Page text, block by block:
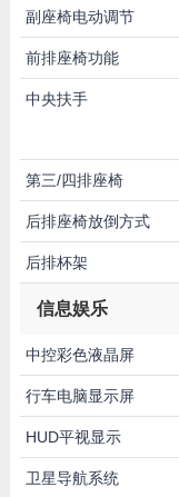
副座椅电动调节
前排座椅功能
中央扶手
第三/四排座椅
后排座椅放倒方式
后排杯架
信息娱乐
中控彩色液晶屏
行车电脑显示屏
HUD平视显示
卫星导航系统